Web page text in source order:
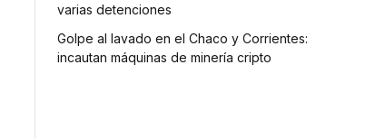
varias detenciones
Golpe al lavado en el Chaco y Corrientes:
incautan máquinas de minería cripto